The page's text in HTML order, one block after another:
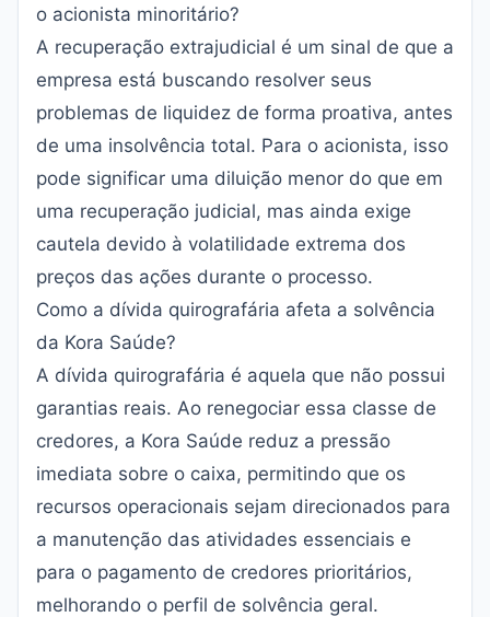
o acionista minoritário?
A recuperação extrajudicial é um sinal de que a
empresa está buscando resolver seus
problemas de liquidez de forma proativa, antes
de uma insolvência total. Para o acionista, isso
pode significar uma diluição menor do que em
uma recuperação judicial, mas ainda exige
cautela devido à volatilidade extrema dos
preços das ações durante o processo.
Como a dívida quirografária afeta a solvência
da Kora Saúde?
A dívida quirografária é aquela que não possui
garantias reais. Ao renegociar essa classe de
credores, a Kora Saúde reduz a pressão
imediata sobre o caixa, permitindo que os
recursos operacionais sejam direcionados para
a manutenção das atividades essenciais e
para o pagamento de credores prioritários,
melhorando o perfil de solvência geral.